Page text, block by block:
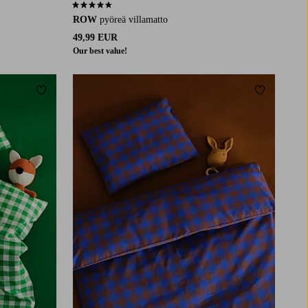
ROW pyöreä villamatto
49,99 EUR
Our best value!
4,5 perustuen 29 arvosanaan
Lisää suosikkeihin Lisää